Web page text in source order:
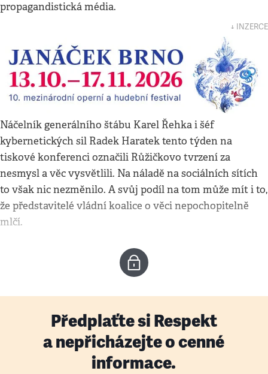
propagandistická média.
↓ INZERCE
Náčelník generálního štábu Karel Řehka i šéf
kybernetických sil Radek Haratek tento týden na
tiskové konferenci označili Růžičkovo tvrzení za
nesmysl a věc vysvětlili. Na náladě na sociálních sítích
to však nic nezměnilo. A svůj podíl na tom může mít i to,
že představitelé vládní koalice o věci nepochopitelně
mlčí.
Předplaťte si Respekt
a nepřicházejte o cenné
informace.